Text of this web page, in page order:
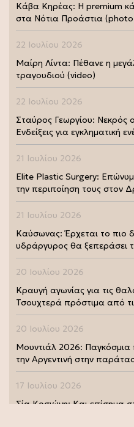
Κάβα Κηρέας: Η premium
στα Νότια Προάστια
22 Ιουλίου 2026
Μαίρη Λίντα: Πέθανε η
τραγουδιού (video)
22 Ιουλίου 2026
Σταύρος Γεωργίου: Νεκρός
Ενδείξεις για εγκληματική
21 Ιουλίου 2026
Elite Plastic Surgery:
την περιποίηση τους στον
21 Ιουλίου 2026
Καύσωνας: Έρχεται το
υδράργυρος θα ξεπεράσει
20 Ιουλίου 2026
Κραυγή αγωνίας για τις
Τσουχτερά πρόστιμα από
20 Ιουλίου 2026
Μουντιάλ 2026:
την Αργεντινή στην
17 Ιουλίου 2026
Σία Κοσιώνη: Και επίσημα